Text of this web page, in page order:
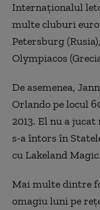
Internaţionalul
multe cluburi
Petersburg
Olympiacos
De asemenea,
Orlando pe locul
2013. El nu a
s-a întors în
cu Lakeland Magic.
Mai multe dintre
omagiu luni pe